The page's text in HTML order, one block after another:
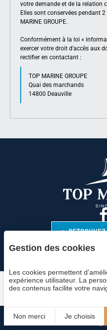
votre demande et de la relation
Elles sont conservées pendant
MARINE GROUPE.
Conformément à la loi «
exercer votre droit d'accès aux
rectifier en contactant :
TOP MARINE GROUPE
Quai des marchands
14800 Deauville
Cookies
© 2023
Gestion des cookies
Les cookies permettent
expérience utilisateur. La
des contenus facilite votre
Non merci Je choisis